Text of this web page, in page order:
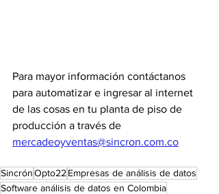
Para mayor información contáctanos
para automatizar e ingresar al internet
de las cosas en tu planta de piso de
producción a través de
mercadeoyventas@sincron.com.co
SincrónOpto22 Empresas de análisis de datos
Software análisis de datos en Colombia